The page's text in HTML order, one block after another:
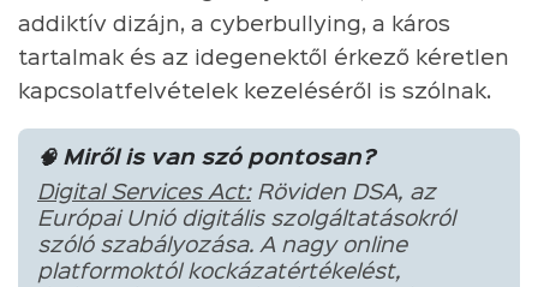
addiktív dizájn, a cyberbullying, a káros
tartalmak és az idegenektől érkező kéretlen
kapcsolatfelvételek kezeléséről is szólnak.
🧠 Miről is van szó pontosan?
Digital Services Act:Röviden DSA, az
Európai Unió digitális szolgáltatásokról
szóló szabályozása. A nagy online
platformoktól kockázatértékelést,